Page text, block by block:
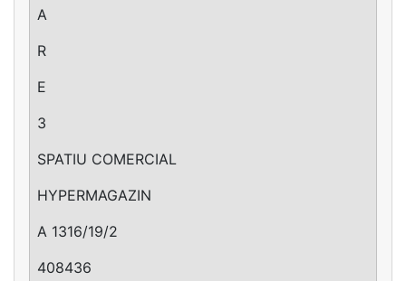
A
R
E
3
SPATIU COMERCIAL
HYPERMAGAZIN
A 1316/19/2
408436